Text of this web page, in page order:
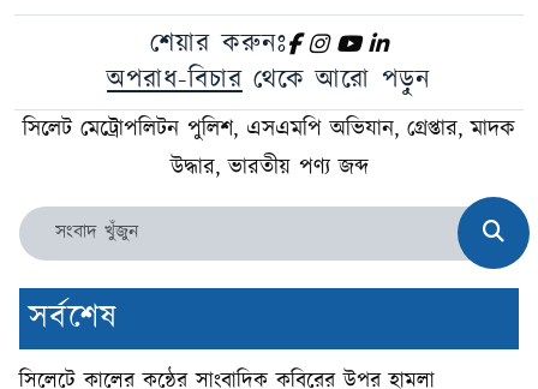
শেয়ার করুনঃ
অপরাধ-বিচারথেকে আরো পড়ুন
সিলেট মেট্রোপলিটন পুলিশ, এসএমপি অভিযান, গ্রেপ্তার, মাদক
উদ্ধার, ভারতীয় পণ্য জব্দ
সর্বশেষ
সিলেটে কালের কন্ঠের সাংবাদিক কবিরের উপর হামলা